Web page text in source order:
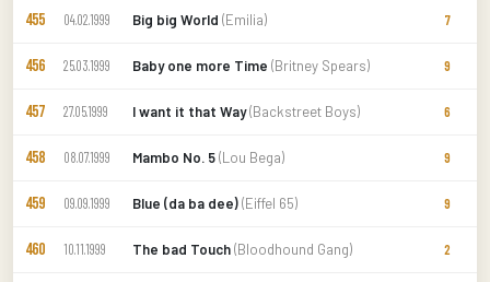
455 04.02.1999 Big big World (Emilia) 7
456 25.03.1999 Baby one more Time (Britney Spears) 9
457 27.05.1999 I want it that Way(Backstreet Boys) 6
458 08.07.1999 Mambo No. 5(Lou Bega) 9
459 09.09.1999 Blue (da ba dee)(Eiffel 65) 9
460 10.11.1999 The bad Touch(Bloodhound Gang) 2